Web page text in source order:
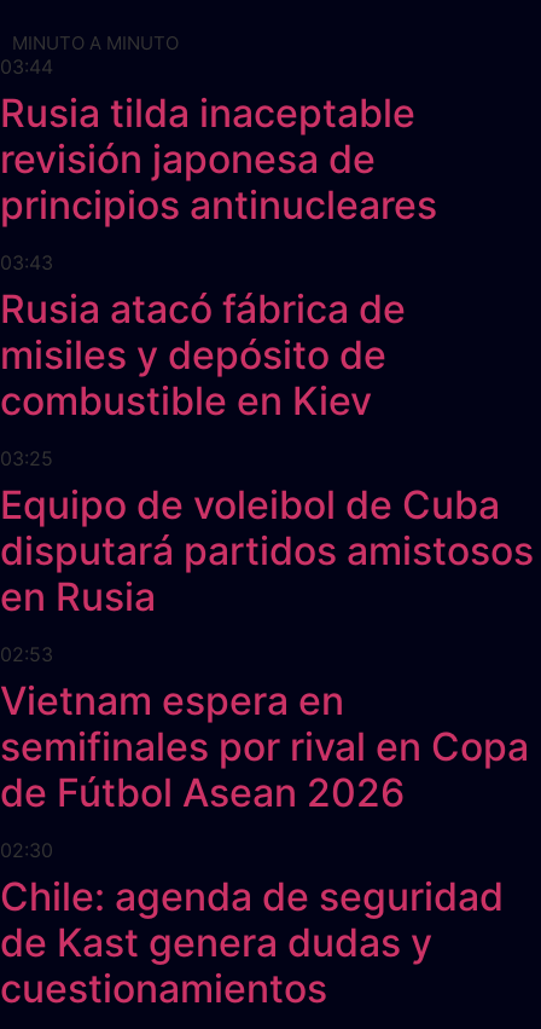
MINUTO A MINUTO
03:44
Rusia tilda inaceptable
revisión japonesa de
principios antinucleares
03:43
Rusia atacó fábrica de
misiles y depósito de
combustible en Kiev
03:25
Equipo de voleibol de Cuba
disputará partidos amistosos
en Rusia
02:53
Vietnam espera en
semifinales por rival en Copa
de Fútbol Asean 2026
02:30
Chile: agenda de seguridad
de Kast genera dudas y
cuestionamientos